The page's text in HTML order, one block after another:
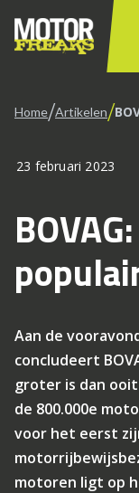
Home/Artikelen/
23 februari 2023
Aan de
concludeert
groter is dan
de 800.000e
voor het eerst
motoren ligt op